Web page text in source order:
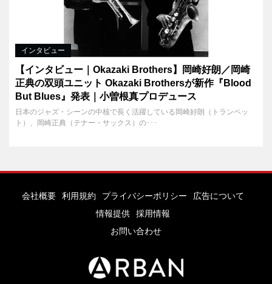
インタビュー
【インタビュー｜Okazaki Brothers】岡崎好朗／岡崎
正典の双頭ユニット Okazaki Brothersが新作『Blood
But Blues』発表｜小曽根真プロデュース
日本のジャズ・シーンの中核で長く活躍している岡崎好朗（トランペッ
ト）、岡崎正典（テナー・サックス）の･･･
会社概要 利用規約 プライバシーポリシー
広告について
情報提供
採用情報
お問い合わせ